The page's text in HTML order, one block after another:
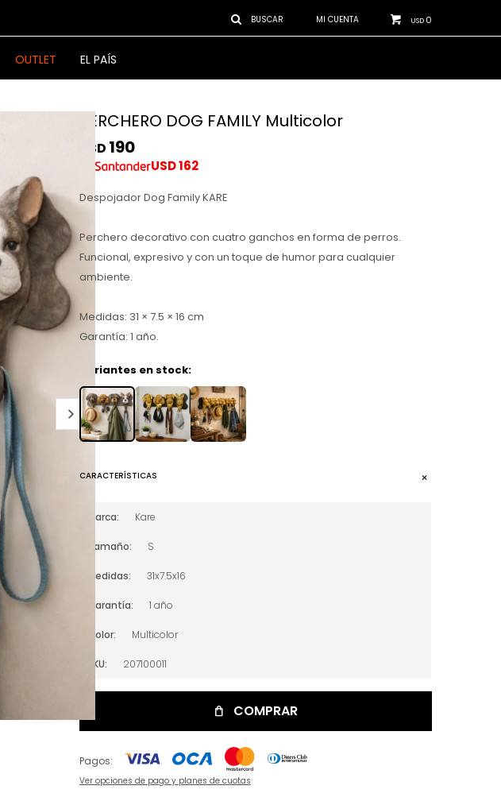
OUTLET EL PAÍS
USD 0
PERCHERO DOG FAMILY Multicolor
USD 190
USD162
Despojador Dog Family KARE
Perchero decorativo con cuatro ganchos en forma de perros.
Funcional, expresivo y con un toque de humor para cualquier
ambiente.
Medidas: 31 × 7.5 × 16 cm
Garantía: 1 año.
Variantes en stock:
CARACTERÍSTICAS
Marca Kare
Tamaño S
Medidas 31x7.5x16
Garantía 1 año
Color Multicolor
SKU 207100011
COMPRAR
Pagos:
Ver opciones de pago y planes de cuotas